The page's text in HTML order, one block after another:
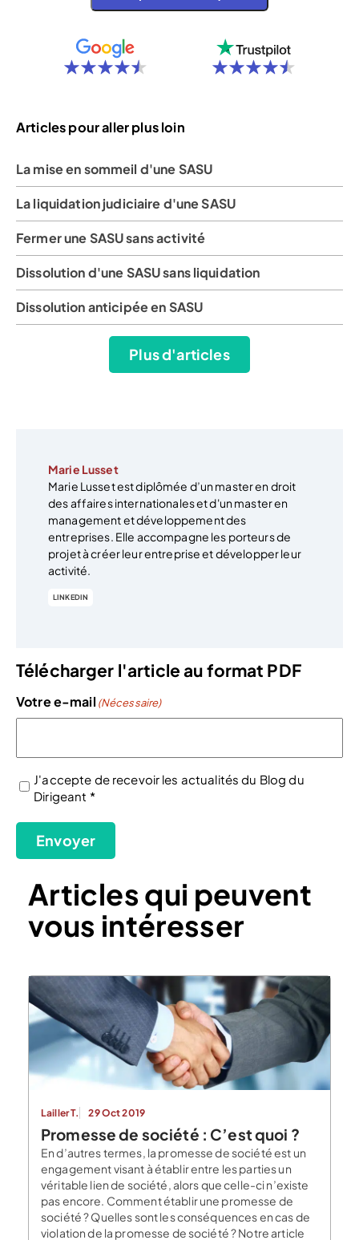
Articles pour aller plus loin
La mise en sommeil d'une SASU
La liquidation judiciaire d'une SASU
Fermer une SASU sans activité
Dissolution d'une SASU sans liquidation
Dissolution anticipée en SASU
Plus d'articles
Marie Lusset
Marie Lusset est diplômée d’un master en droit
des affaires internationales et d'un master en
management et développement des
entreprises. Elle accompagne les porteurs de
projet à créer leur entreprise et développer leur
activité.
LINKEDIN
Télécharger l'article au format PDF
Votre e-mail (Nécessaire)
(Nécessaire)
J'accepte de recevoir les actualités du Blog du
Dirigeant *
Envoyer
Articles qui peuvent
vous intéresser
Lailler T. 29 Oct 2019
Promesse de société : C’est quoi ?
En d’autres termes, la promesse de société est un
engagement visant à établir entre les parties un
véritable lien de société, alors que celle-ci n’existe
pas encore. Comment établir une promesse de
société ? Quelles sont les conséquences en cas de
violation de la promesse de société ? Notre article